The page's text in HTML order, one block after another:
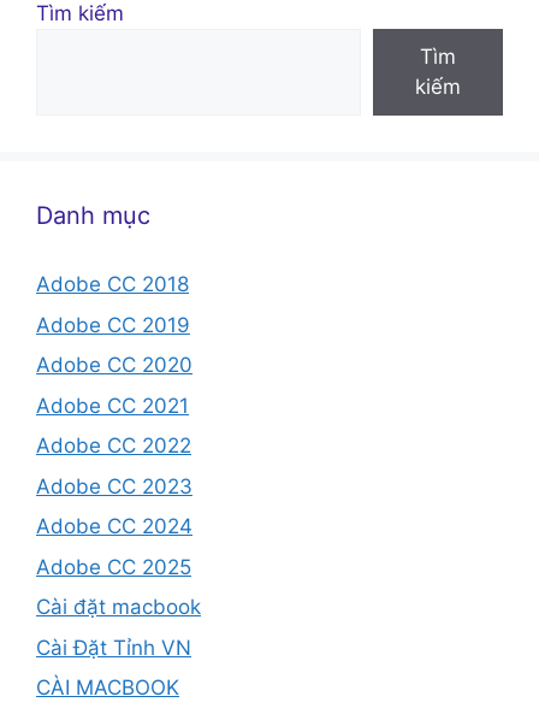
Tìm kiếm
Tìm
kiếm
Danh mục
Adobe CC 2018
Adobe CC 2019
Adobe CC 2020
Adobe CC 2021
Adobe CC 2022
Adobe CC 2023
Adobe CC 2024
Adobe CC 2025
Cài đặt macbook
Cài Đặt Tỉnh VN
CÀI MACBOOK